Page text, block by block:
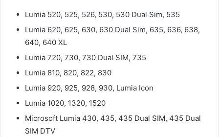
Lumia 520, 525, 526, 530, 530 Dual Sim, 535
Lumia 620, 625, 630, 630 Dual Sim, 635, 636, 638,
640, 640 XL
Lumia 720, 730, 730 Dual SIM, 735
Lumia 810, 820, 822, 830
Lumia 920, 925, 928, 930, Lumia Icon
Lumia 1020, 1320, 1520
Microsoft Lumia 430, 435, 435 Dual SIM, 435 Dual
SIM DTV